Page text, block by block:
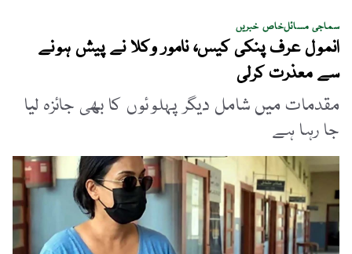
سماجی مسائلخاص خبریں
انمول عرف پنکی کیس، نامور وکلا نے پیش ہونے
سے معذرت کرلی
مقدمات میں شامل دیگر پہلوئوں کا بھی جائزہ لیا
جا رہا ہے